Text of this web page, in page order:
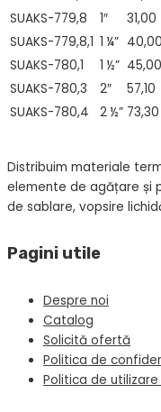
SUAKS-779,8
1″ 31,00
SUAKS-779,8,1 1 ¼” 40,00
SUAKS-780,1
1 ½” 45,00
SUAKS-780,3
2″ 57,10
SUAKS-780,4
2 ½” 73,30
Distribuim materiale
elemente de agățare și
de sablare, vopsire
Pagini utile
Despre noi
Catalog
Solicită ofertă
Politica de
Politica de